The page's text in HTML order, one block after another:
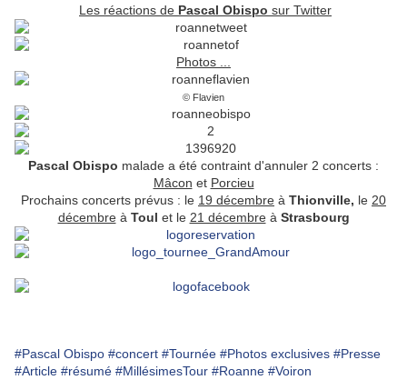
Les réactions de Pascal Obispo sur Twitter
Photos ...
© Flavien
Pascal Obispo malade a été contraint d'annuler 2 concerts :
Mâcon et Porcieu
Prochains concerts prévus : le 19 décembre à Thionville, le 20
décembreà Toul et le 21 décembreà Strasbourg
#Pascal Obispo #concert #Tournée #Photos exclusives #Presse
#Article #résumé #MillésimesTour #Roanne #Voiron